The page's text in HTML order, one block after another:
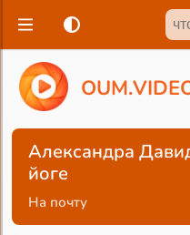
OUM.VIDE
Александра
йоге
На почту